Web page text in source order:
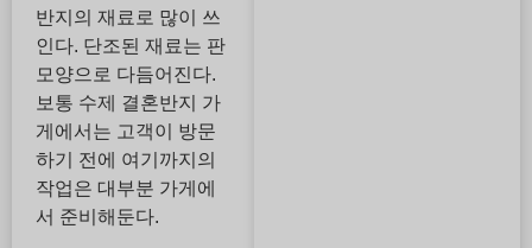
반지의 재료로 많이 쓰
인다. 단조된 재료는 판
모양으로 다듬어진다.
보통 수제 결혼반지 가
게에서는 고객이 방문
하기 전에 여기까지의
작업은 대부분 가게에
서 준비해둔다.